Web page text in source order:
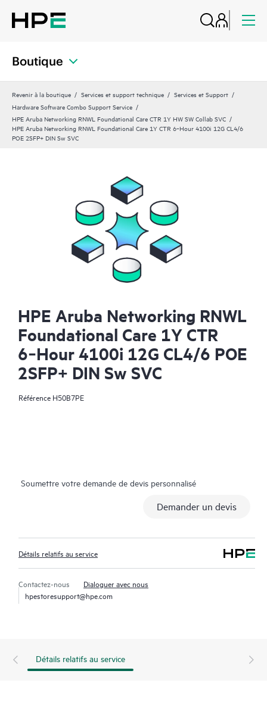
Boutique
Revenir à la boutique Services et support technique
Services et Support
Hardware Software Combo Support Service
HPE Aruba Networking RNWL Foundational Care CTR 1Y HW SW Collab SVC
HPE Aruba Networking RNWL Foundational Care 1Y CTR 6‑Hour 4100i 12G CL4/6
POE 2SFP+ DIN Sw SVC
HPE Aruba Networking RNWL
Foundational Care 1Y CTR
6‑Hour 4100i 12G CL4/6 POE
2SFP+ DIN Sw SVC
Référence H50B7PE
Soumettre votre demande de devis personnalisé
Demander un devis
Détails relatifs au service
Contactez-nous
Dialoguer avec nous
hpestoresupport@hpe.com
Détails relatifs au service